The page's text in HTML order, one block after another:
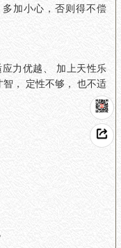
加小心，否则得不偿
力优越、 加上天性乐
， 定性不够， 也不适